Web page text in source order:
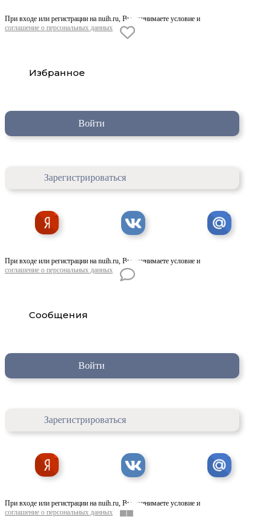
При входе или регистрации на nuih.ru, Вы принимаете условие и
соглашение о персональных данных
Избранное
Войти
Зарегистрироваться
При входе или регистрации на nuih.ru, Вы принимаете условие и
соглашение о персональных данных
Сообщения
Войти
Зарегистрироваться
При входе или регистрации на nuih.ru, Вы принимаете условие и
соглашение о персональных данных